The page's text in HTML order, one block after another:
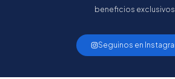
beneficios exclusivos.
Seguinos en